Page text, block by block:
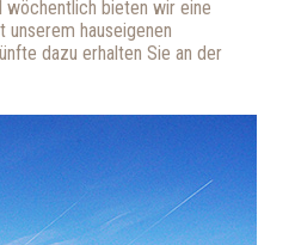
wöchentlich bieten wir eine
hauseigenen
dazu erhalten Sie an der